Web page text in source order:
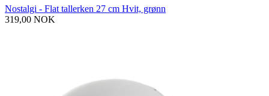
Nostalgi - Flat tallerken 27 cm Hvit, grønn
319,00 NOK